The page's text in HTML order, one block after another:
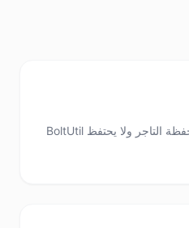
تصل USDT مباشرة إلى محفظة التاجر ولا يحتفظ BoltUtil